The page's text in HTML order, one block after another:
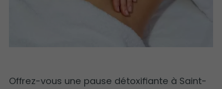
Offrez-vous une pause détoxifiante à Saint-